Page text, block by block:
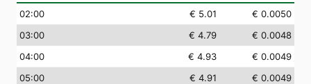
02:00 € 5.01
€ 0.0050
03:00 € 4.79
€ 0.0048
04:00 € 4.93
€ 0.0049
05:00 € 4.91
€ 0.0049